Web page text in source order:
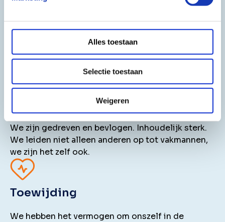
Alles toestaan
Selectie toestaan
Weigeren
maatgeving en betrouwbaarheid centraal. Herken
bouwen aan een toekomst vol groei en innovatie?
Ontdek hoe jouw talenten perfect aansluiten bij
onze missie!
We zijn gedreven en bevlogen. Inhoudelijk sterk.
We leiden niet alleen anderen op tot vakmannen,
we zijn het zelf ook.
Toewijding
We hebben het vermogen om onszelf in de